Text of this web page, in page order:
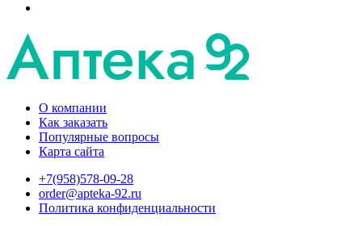
О компании
Как заказать
Популярные вопросы
Карта сайта
+7(958)578-09-28
order@apteka-92.ru
Политика конфиденциальности